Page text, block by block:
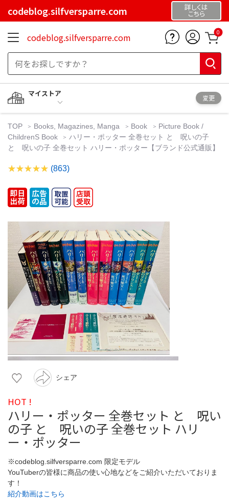
codeblog.silfversparre.com 詳しくは
こちら
codeblog.silfversparre.com 0
マイストア
変更
TOP Books, Magazines, Manga Book
Picture Book /
ChildrenS Book
ハリー・ポッター 全巻セット と 呪いの子
と 呪いの子 全巻セット ハリー・ポッター【ブランド公式通販】
(863)
シェア
HOT !
ハリー・ポッター 全巻セット と 呪い
の子 と 呪いの子 全巻セット ハリ
ー・ポッター
※codeblog.silfversparre.com 限定モデル
YouTuberの皆様に商品の使い心地などをご紹介いただいておりま
す！
紹介動画はこちら